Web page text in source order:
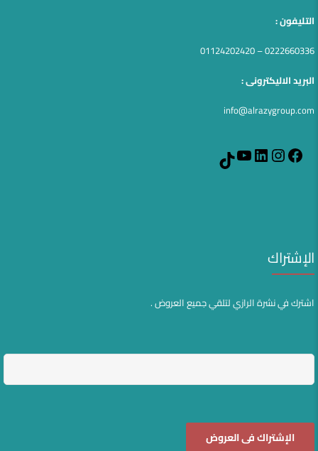
التليفون :
0222660336 – 01124202420
البريد الاليكترونى :
info@alrazygroup.com
Facebook
Instagram
LinkedIn
YouTube
الإشتراك
اشترك في نشرة الرازي لتلقي جميع العروض .